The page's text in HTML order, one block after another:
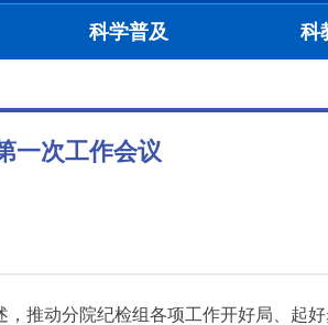
科学普及 科
一次工作会议
推动分院纪检组各项工作开好局、起